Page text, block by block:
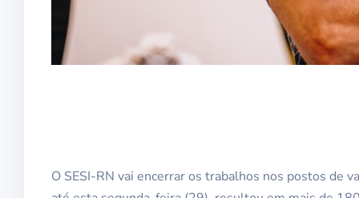
O SESI-RN vai encerrar os trabalhos nos postos de